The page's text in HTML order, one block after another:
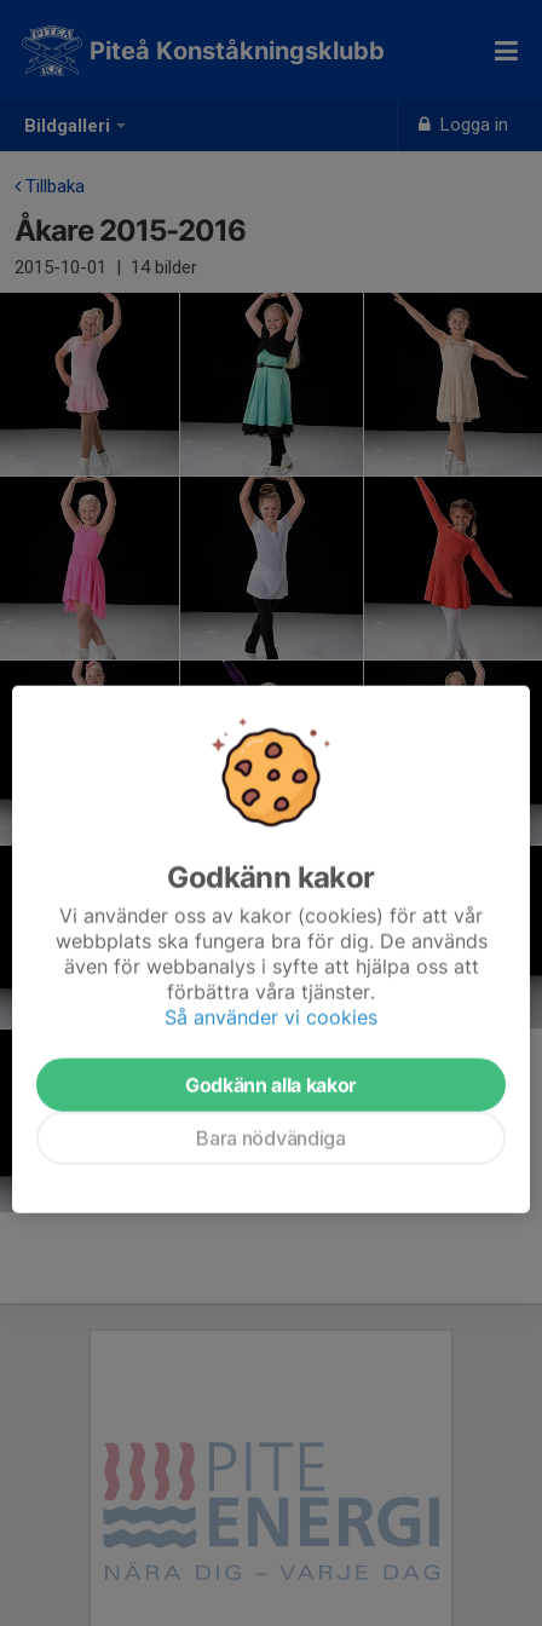
Bildgalleri Logga in
Piteå Konståkningsklubb
Tillbaka
Åkare 2015-2016
2015-10-01 | 14 bilder
Godkänn kakor
Vi använder oss av kakor (cookies) för att vår
webbplats ska fungera bra för dig. De används
även för webbanalys i syfte att hjälpa oss att
förbättra våra tjänster.
Så använder vi cookies
Godkänn alla kakor
Bara nödvändiga